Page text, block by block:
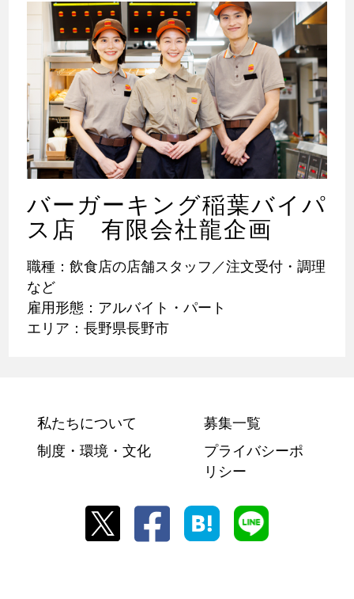
バーガーキング稲葉バイパ
ス店 有限会社龍企画
職種：飲食店の店舗スタッフ／注文受付・調理
など
雇用形態：アルバイト・パート
エリア：長野県長野市
私たちについて
制度・環境・文化
募集一覧
プライバシーポ
リシー